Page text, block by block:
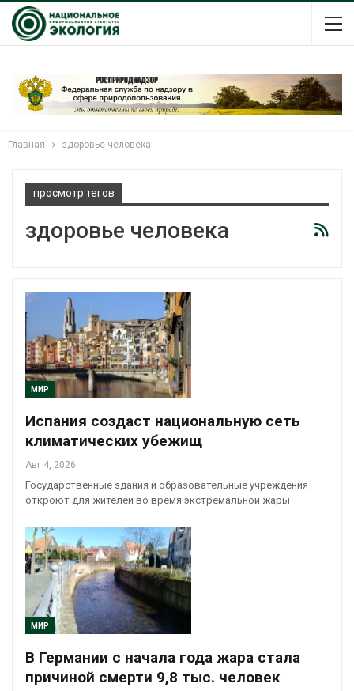
Главная здоровье человека
просмотр тегов
здоровье человека
МИР
Испания создаст национальную сеть
климатических убежищ
Авг 4, 2026
Государственные здания и образовательные учреждения
откроют для жителей во время экстремальной жары
МИР
В Германии с начала года жара стала
причиной смерти 9,8 тыс. человек